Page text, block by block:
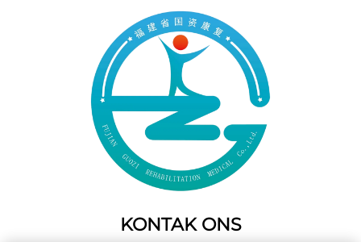
KONTAK ONS